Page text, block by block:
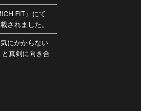
FIT』にて
されました。
にかからない
真剣に向き合